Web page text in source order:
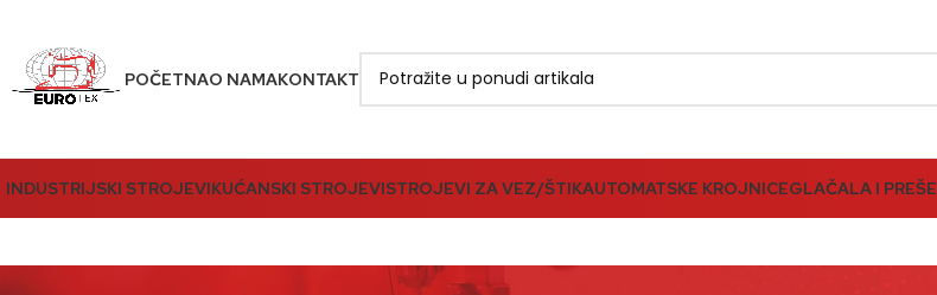
POČETNAO NAMAKONTAKT
INDUSTRIJSKI STROJEVIKUĆANSKI STROJEVISTROJEVI ZA VEZ/ŠTIKAUTOMATSKE KROJNICEGLAČALA I PREŠE